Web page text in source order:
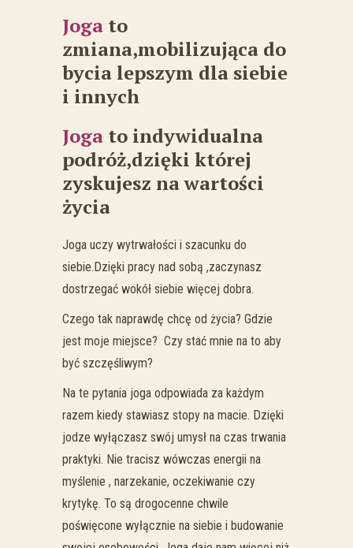
Joga to
zmiana,mobilizująca do
bycia lepszym dla siebie
i innych
Joga to indywidualna
podróż,dzięki której
zyskujesz na wartości
życia
Joga uczy wytrwałości i szacunku do
siebie.Dzięki pracy nad sobą ,zaczynasz
dostrzegać wokół siebie więcej dobra.
Czego tak naprawdę chcę od życia? Gdzie
jest moje miejsce? Czy stać mnie na to aby
być szczęśliwym?
Na te pytania joga odpowiada za każdym
razem kiedy stawiasz stopy na macie. Dzięki
jodze wyłączasz swój umysł na czas trwania
praktyki. Nie tracisz wówczas energii na
myślenie , narzekanie, oczekiwanie czy
krytykę. To są drogocenne chwile
poświęcone wyłącznie na siebie i budowanie